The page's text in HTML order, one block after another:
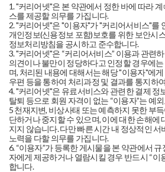
1. "커리어넷"은 본 약관에서 정한 바에 따라
스를 제공할 의무를 가집니다.
2. "커리어넷"은 "이용자"가 "커리어서비스"를
개인정보(신용정보 포함)보호를 위한 보안시
정보처리방침을 공시하고 준수합니다.
3. "커리어넷"은 “커리어서비스” 이용과 관련
의견이나 불만이 정당하다고 인정할 경우에
며, 처리된 내용에 대해서는 해당 "이용자"에
우편 등을 통하여 처리과정 및 결과를 통지하
4. "커리어넷"은 유료서비스와 관련한 결제 정
탈퇴 등으로 회원 자격이 없는 “이용자”는 예
5 천재지변, 비상사태 또는 예측하지 못한 부
단하거나 중지할 수 있으며, 이에 대한 손해에
지지 않습니다. 다만 빠른 시간 내 정상적인
노력을 다할 의무를 가집니다.
6. “이용자”가 등록한 게시물을 본 약관에서
자에게 제공하거나 열람시킬 경우 반드시 “이
합니다.